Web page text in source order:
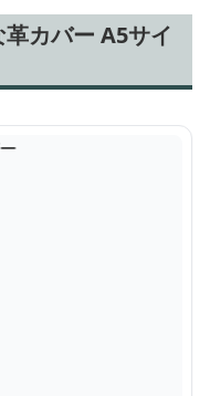
カバー A5サイ